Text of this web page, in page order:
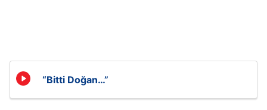
Metnimiziziyaret edebilirsiniz.
6698 sayılı Kişisel Verilerin Korunması Kanunu uyarınca
hazırlanmış Aydınlatma Metnimizi okumak ve sitemizde
“Bitti Doğan…”